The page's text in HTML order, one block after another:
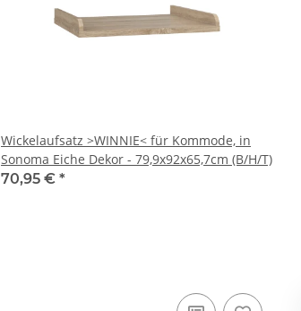
Wickelaufsatz >WINNIE< für Kommode, in
Sonoma Eiche Dekor - 79,9x92x65,7cm (B/H/T)
70,95 € *